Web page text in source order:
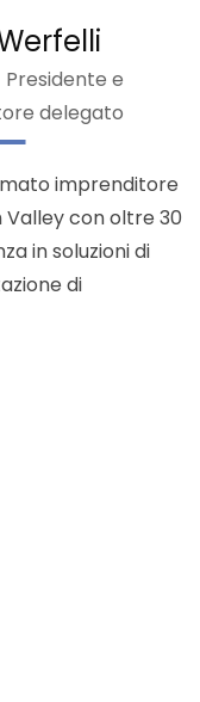
e
delegato
imprenditore
Valley con oltre 30
in soluzioni di
di